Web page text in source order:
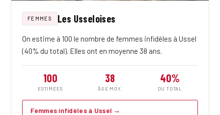
FEMMES Les Usseloises
On estime à 100 le nombre de femmes infidèles à Ussel
(40% du total). Elles ont en moyenne 38 ans.
100
ESTIMÉES
38
ÂGE MOY.
40%
DU TOTAL
Femmes infidèles à Ussel →